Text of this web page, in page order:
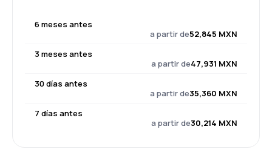
6 meses antes
a partir de52,845 MXN
3 meses antes
a partir de47,931 MXN
30 días antes
a partir de35,360 MXN
7 días antes
a partir de30,214 MXN